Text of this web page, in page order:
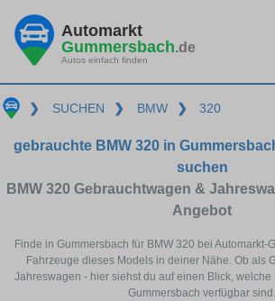
Automarkt
Gummersbach.de
Autos einfach finden
❯ SUCHEN ❯ BMW ❯ 320
gebrauchte BMW 320 in
suchen
BMW 320 Gebrauchtwagen &
Angebot
Finde in Gummersbach für BMW 320 bei Automarkt-
Fahrzeuge dieses Models in deiner Nähe. Ob als
Jahreswagen - hier siehst du auf einen Blick, welche
Gummersbach verfügbar sind.